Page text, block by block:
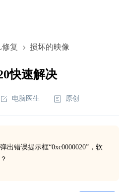
复 损坏的映像
快速解决
电脑医生 原创
出错误提示框“0xc0000020”，软